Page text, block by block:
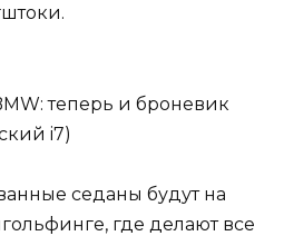
седаны будут на
где делают все